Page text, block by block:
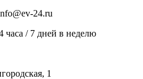
24.ru
часа / 7 дней в неделю
1